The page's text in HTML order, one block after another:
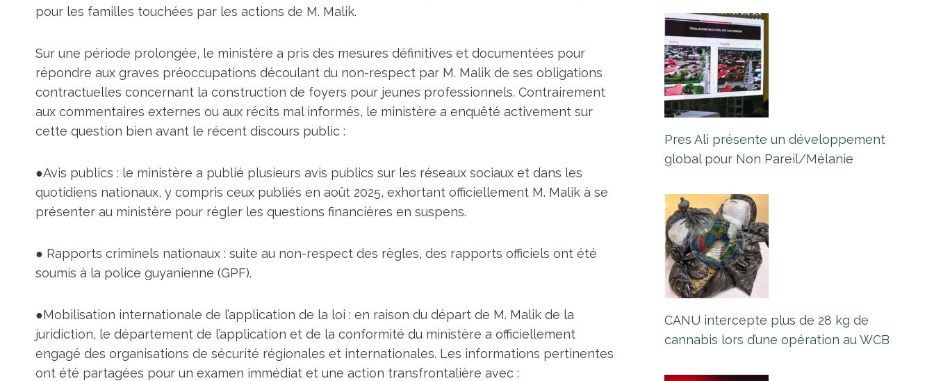
pour les familles touchées par les actions de M. Malik.
Sur une période prolongée, le ministère a pris des mesures définitives et documentées pour
répondre aux graves préoccupations découlant du non-respect par M. Malik de ses obligations
contractuelles concernant la construction de foyers pour jeunes professionnels. Contrairement
aux commentaires externes ou aux récits mal informés, le ministère a enquêté activement sur
cette question bien avant le récent discours public :
●Avis publics : le ministère a publié plusieurs avis publics sur les réseaux sociaux et dans les
quotidiens nationaux, y compris ceux publiés en août 2025, exhortant officiellement M. Malik à se
présenter au ministère pour régler les questions financières en suspens.
● Rapports criminels nationaux : suite au non-respect des règles, des rapports officiels ont été
soumis à la police guyanienne (GPF).
●Mobilisation internationale de l’application de la loi : en raison du départ de M. Malik de la
juridiction, le département de l’application et de la conformité du ministère a officiellement
engagé des organisations de sécurité régionales et internationales. Les informations pertinentes
ont été partagées pour un examen immédiat et une action transfrontalière avec :
Pres Ali présente un développement
global pour Non Pareil/Mélanie
CANU intercepte plus de 28 kg de
cannabis lors d’une opération au WCB